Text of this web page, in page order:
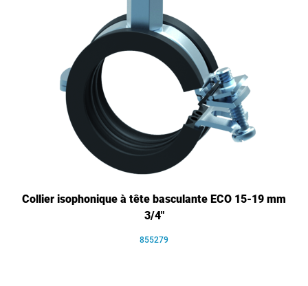
Collier isophonique à tête basculante ECO 15-19 mm
3/4"
855279